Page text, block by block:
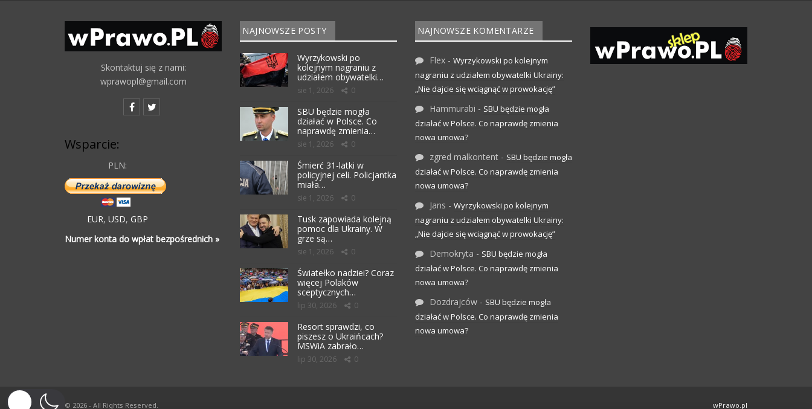
Skontaktuj się z nami:
wprawopl@gmail.com
Wsparcie:
PLN:
EUR, USD, GBP
Numer konta do wpłat bezpośrednich »
NAJNOWSZE POSTY
Wyrzykowski po
kolejnym nagraniu z
udziałem obywatelki…
sie 1, 2026 0
SBU będzie mogła
działać w Polsce. Co
naprawdę zmienia…
sie 1, 2026 0
Śmierć 31-latki w
policyjnej celi. Policjantka
miała…
sie 1, 2026 0
Tusk zapowiada kolejną
pomoc dla Ukrainy. W
grze są…
sie 1, 2026 0
Światełko nadziei? Coraz
więcej Polaków
sceptycznych…
lip 30, 2026 0
Resort sprawdzi, co
piszesz o Ukraińcach?
MSWiA zabrało…
lip 30, 2026 0
NAJNOWSZE KOMENTARZE
Flex - Wyrzykowski po kolejnym
nagraniu z udziałem obywatelki Ukrainy:
„Nie dajcie się wciągnąć w prowokację”
Hammurabi - SBU będzie mogła
działać w Polsce. Co naprawdę zmienia
nowa umowa?
zgred malkontent - SBU będzie mogła
działać w Polsce. Co naprawdę zmienia
nowa umowa?
Jans - Wyrzykowski po kolejnym
nagraniu z udziałem obywatelki Ukrainy:
„Nie dajcie się wciągnąć w prowokację”
Demokryta - SBU będzie mogła
działać w Polsce. Co naprawdę zmienia
nowa umowa?
Dozdrajców - SBU będzie mogła
działać w Polsce. Co naprawdę zmienia
nowa umowa?
© 2026 - All Rights Reserved. wPrawo.pl